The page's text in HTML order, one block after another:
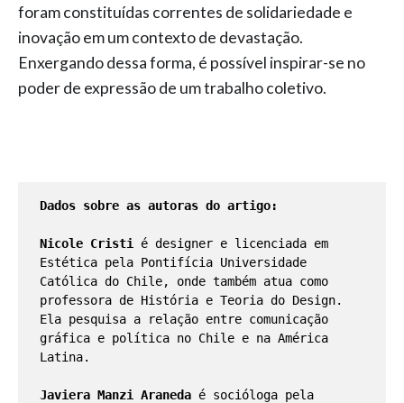
foram constituídas correntes de solidariedade e
inovação em um contexto de devastação.
Enxergando dessa forma, é possível inspirar-se no
poder de expressão de um trabalho coletivo.
Dados sobre as autoras do artigo:
Nicole Cristi
é designer e licenciada em
Estética pela Pontifícia Universidade
Católica do Chile, onde também atua como
professora de História e Teoria do Design.
Ela pesquisa a relação entre comunicação
gráfica e política no Chile e na América
Latina.
Javiera Manzi Araneda é socióloga pela